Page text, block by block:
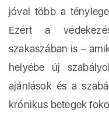
jóval több a
Ezért a
szakaszában is –
helyébe új
ajánlások és a
krónikus betegek